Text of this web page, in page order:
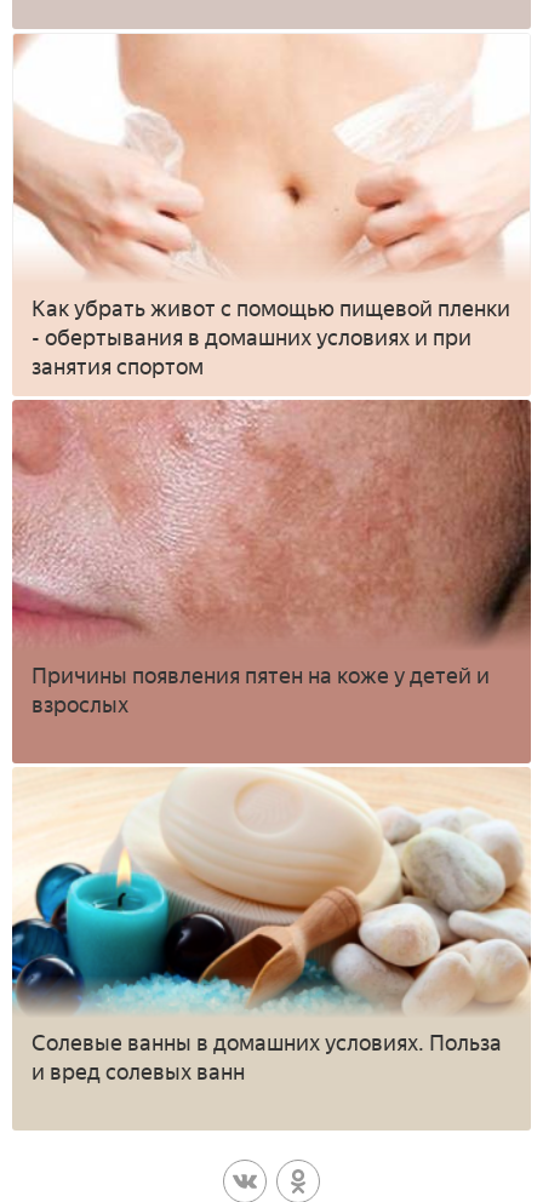
Как убрать живот с помощью пищевой пленки
- обертывания в домашних условиях и при
занятия спортом
Причины появления пятен на коже у детей и
взрослых
Солевые ванны в домашних условиях. Польза
и вред солевых ванн